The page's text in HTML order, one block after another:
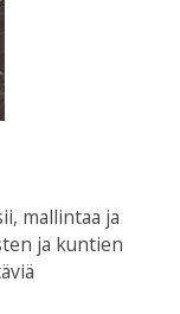
mallintaa ja
ja kuntien